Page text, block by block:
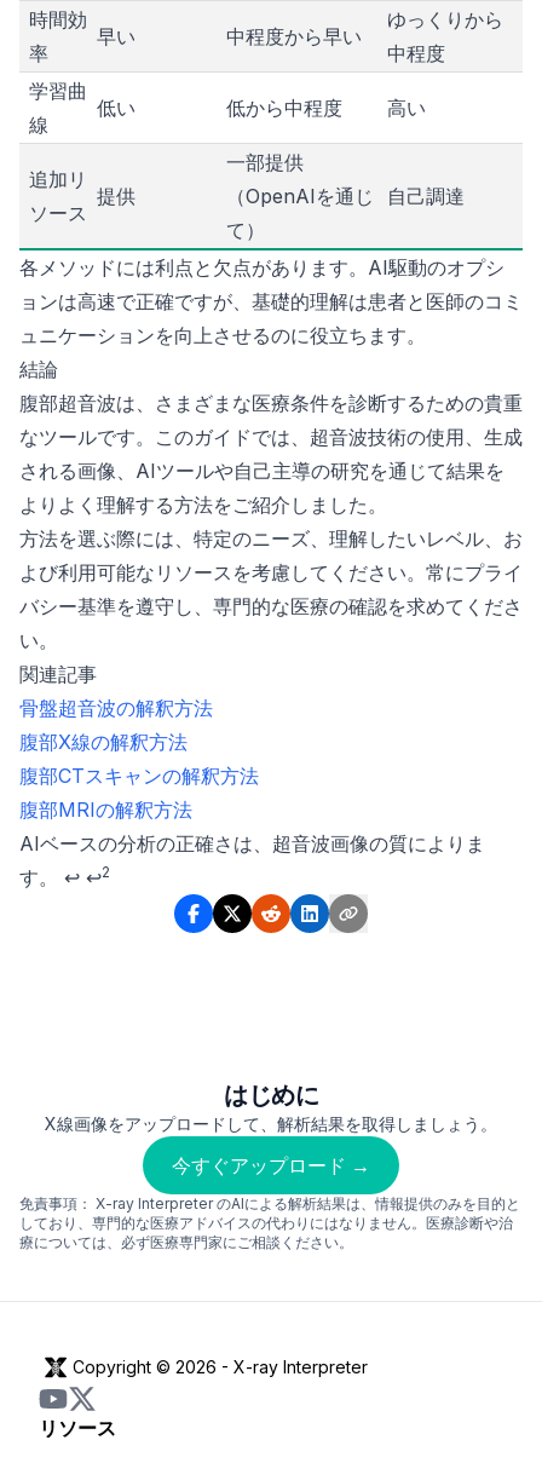
時間効
率
早い 中程度から早い
ゆっくりから
中程度
学習曲
線
低い 低から中程度 高い
追加リ
ソース
提供
一部提供
（OpenAIを通じ
て）
自己調達
各メソッドには利点と欠点があります。AI駆動のオプシ
ョンは高速で正確ですが、基礎的理解は患者と医師のコミ
ュニケーションを向上させるのに役立ちます。
結論
腹部超音波は、さまざまな医療条件を診断するための貴重
なツールです。このガイドでは、超音波技術の使用、生成
される画像、AIツールや自己主導の研究を通じて結果を
よりよく理解する方法をご紹介しました。
方法を選ぶ際には、特定のニーズ、理解したいレベル、お
よび利用可能なリソースを考慮してください。常にプライ
バシー基準を遵守し、専門的な医療の確認を求めてくださ
い。
関連記事
骨盤超音波の解釈方法
腹部X線の解釈方法
腹部CTスキャンの解釈方法
腹部MRIの解釈方法
Footnotes
AIベースの分析の正確さは、超音波画像の質によりま
す。 ↩ ↩2
はじめに
X線画像をアップロードして、解析結果を取得しましょう。
今すぐアップロード →
免責事項： X-ray Interpreter のAIによる解析結果は、情報提供のみを目的と
しており、専門的な医療アドバイスの代わりにはなりません。医療診断や治
療については、必ず医療専門家にご相談ください。
Copyright © 2026 - X-ray Interpreter
リソース